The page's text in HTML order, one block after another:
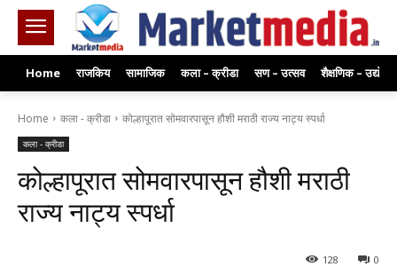
Home राजकिय सामाजिक कला – क्रीडा सण – उत्सव शैक्षणिक – उद्योग
Home कला - क्रीडा कोल्हापूरात सोमवारपासून हौशी मराठी राज्य नाट्य स्पर्धा
कला - क्रीडा
कोल्हापूरात सोमवारपासून हौशी मराठी
राज्य नाट्य स्पर्धा
0
128